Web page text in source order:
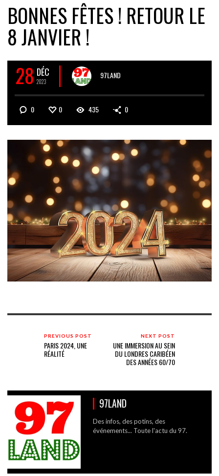
BONNES FÊTES ! RETOUR LE
8 JANVIER !
28 DÉC
2023
97LAND
0 0 435 0
PREVIOUS POST
PARIS 2024, UNE
RÉALITÉ
NEXT POST
UNE IMMERSION AU SEIN
DU LONDRES CARIBÉEN
DES ANNÉES 60/70
97LAND
Des infos, des potins, des
événements... Toute l'actu du 97.